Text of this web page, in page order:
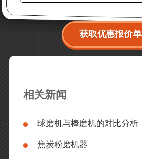
获取优惠报价单
相关新闻
球磨机与棒磨机的对比分析
焦炭粉磨机器